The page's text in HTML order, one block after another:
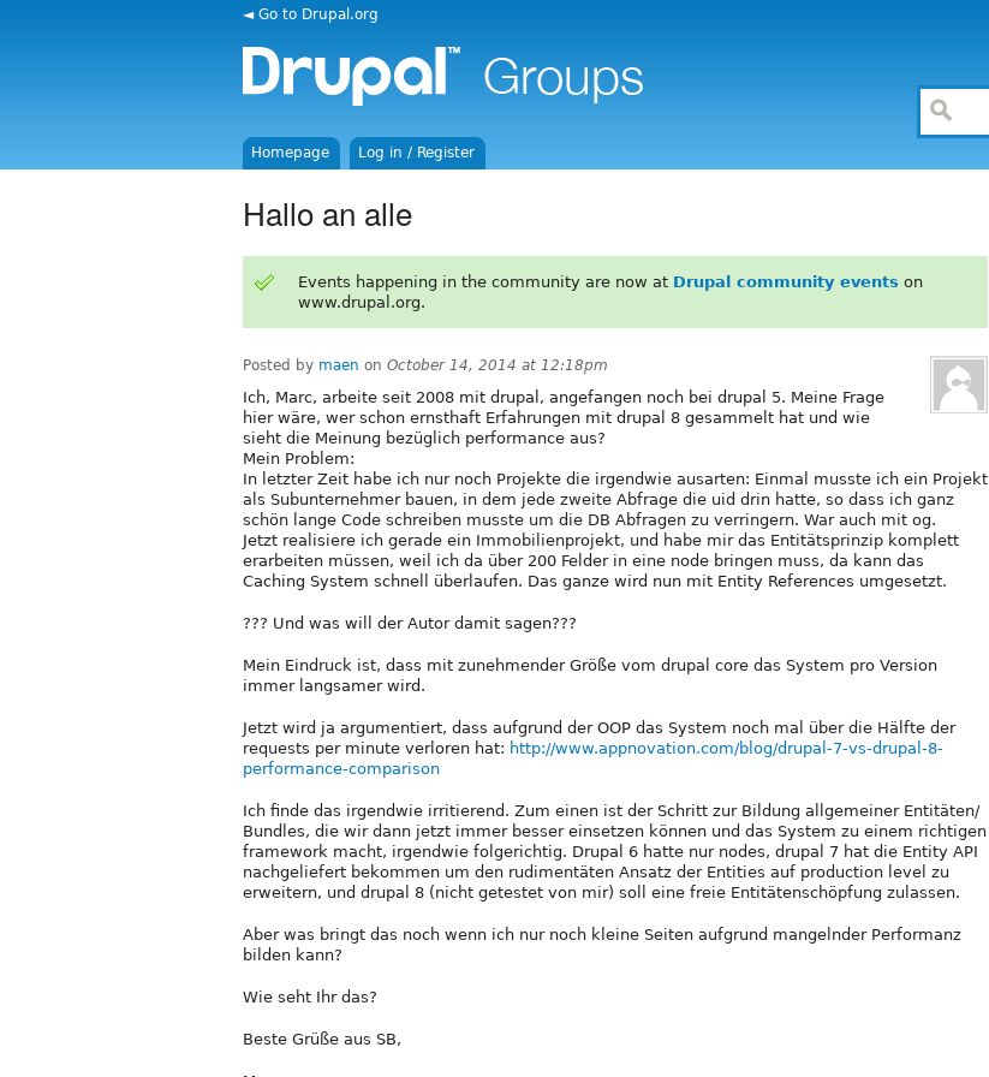
◄ Go to Drupal.org
Homepage Log in / Register
Hallo an alle
Events happening in the community are now at Drupal community events on
www.drupal.org.
Posted by maen on October 14, 2014 at 12:18pm
Ich, Marc, arbeite seit 2008 mit drupal, angefangen noch bei drupal 5. Meine Frage
hier wäre, wer schon ernsthaft Erfahrungen mit drupal 8 gesammelt hat und wie
sieht die Meinung bezüglich performance aus?
Mein Problem:
In letzter Zeit habe ich nur noch Projekte die irgendwie ausarten: Einmal musste ich ein Projekt
als Subunternehmer bauen, in dem jede zweite Abfrage die uid drin hatte, so dass ich ganz
schön lange Code schreiben musste um die DB Abfragen zu verringern. War auch mit og.
Jetzt realisiere ich gerade ein Immobilienprojekt, und habe mir das Entitätsprinzip komplett
erarbeiten müssen, weil ich da über 200 Felder in eine node bringen muss, da kann das
Caching System schnell überlaufen. Das ganze wird nun mit Entity References umgesetzt.
??? Und was will der Autor damit sagen???
Mein Eindruck ist, dass mit zunehmender Größe vom drupal core das System pro Version
immer langsamer wird.
Jetzt wird ja argumentiert, dass aufgrund der OOP das System noch mal über die Hälfte der
requests per minute verloren hat: http://www.appnovation.com/blog/drupal-7-vs-drupal-8-
performance-comparison
Ich finde das irgendwie irritierend. Zum einen ist der Schritt zur Bildung allgemeiner Entitäten/
Bundles, die wir dann jetzt immer besser einsetzen können und das System zu einem richtigen
framework macht, irgendwie folgerichtig. Drupal 6 hatte nur nodes, drupal 7 hat die Entity API
nachgeliefert bekommen um den rudimentäten Ansatz der Entities auf production level zu
erweitern, und drupal 8 (nicht getestet von mir) soll eine freie Entitätenschöpfung zulassen.
Aber was bringt das noch wenn ich nur noch kleine Seiten aufgrund mangelnder Performanz
bilden kann?
Wie seht Ihr das?
Beste Grüße aus SB,